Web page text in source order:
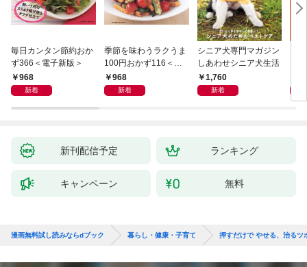
毎日カンタン節約おか
ず366＜電子新版＞
968
新着
季節を味わうラクうま
100円おかず116＜電
子新版＞
968
新着
シニア犬専門マガジン
しあわせシニア犬生活
1,760
新着
新刊配信予定 ランキング
キャンペーン 無料
漫画無料試し読みならdブック 暮らし・健康・子育て 押すだけで やせる、治るツ